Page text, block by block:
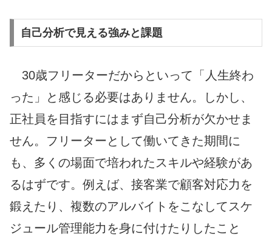
自己分析で見える強みと課題
30歳フリーターだからといって「人生終わ
った」と感じる必要はありません。しかし、
正社員を目指すにはまず自己分析が欠かせま
せん。フリーターとして働いてきた期間に
も、多くの場面で培われたスキルや経験があ
るはずです。例えば、接客業で顧客対応力を
鍛えたり、複数のアルバイトをこなしてスケ
ジュール管理能力を身に付けたりしたこと